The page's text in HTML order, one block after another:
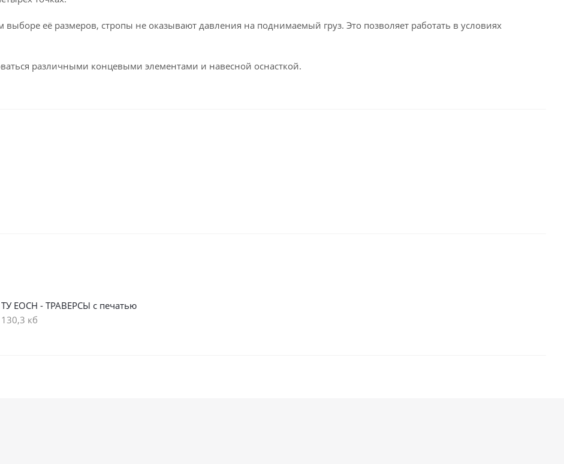
её размеров, стропы не оказывают давления на поднимаемый груз. Это позволяет работать в условиях
различными концевыми элементами и навесной оснасткой.
ТУ ЕОСН - ТРАВЕРСЫ с печатью
130,3 кб